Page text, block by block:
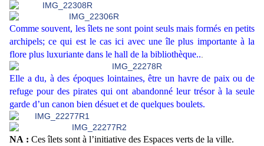
Comme souvent, les îlets ne sont point seuls mais formés en petits
archipels; ce qui est le cas ici avec une île plus importante à la
flore plus luxuriante dans le hall de la bibliothèque..
Elle a du, à des époques lointaines, être un havre de paix ou de
refuge pour des pirates qui ont abandonné leur trésor à la seule
garde d’un canon bien désuet et de quelques boulets.
NA : Ces îlets sont à l’initiative des Espaces verts de la ville.